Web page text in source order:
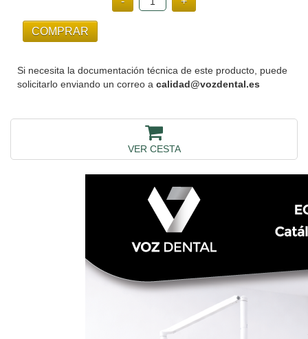
Si necesita la documentación técnica de este producto, puede
solicitarlo enviando un correo a calidad@vozdental.es
VER CESTA